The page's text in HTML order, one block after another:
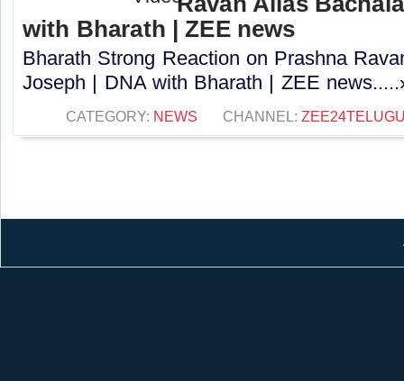
with Bharath | ZEE news
Bharath Strong Reaction on Prashna
Joseph | DNA with Bharath | ZEE
CATEGORY: NEWS CHANNEL: